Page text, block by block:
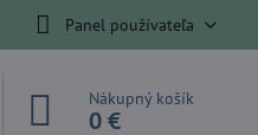
Panel používateľa
Nákupný košík
0 €